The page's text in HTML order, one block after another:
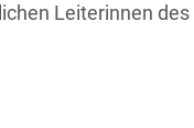
Leiterinnen